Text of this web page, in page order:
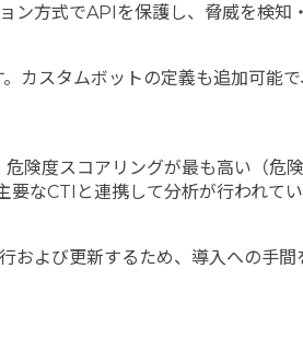
方式でAPIを保護し、脅威を検知
カスタムボットの定義も追加可能
度スコアリングが最も高い（危
なCTIと連携して分析が行われてい
よび更新するため、導入への手間